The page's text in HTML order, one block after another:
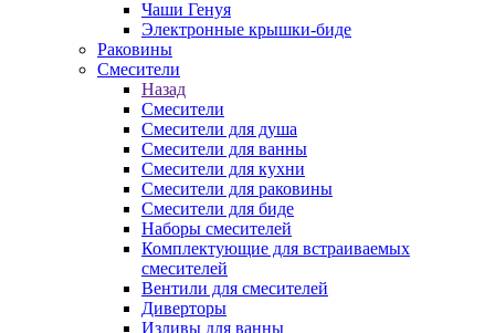
Чаши Генуя
Электронные крышки-биде
Раковины
Смесители
Назад
Смесители
Смесители для душа
Смесители для ванны
Смесители для кухни
Смесители для раковины
Смесители для биде
Наборы смесителей
Комплектующие для встраиваемых
смесителей
Вентили для смесителей
Диверторы
Изливы для ванны